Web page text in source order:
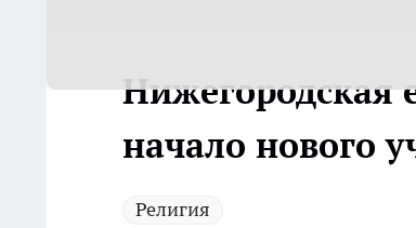
Нижегородская
начало нового
Религия